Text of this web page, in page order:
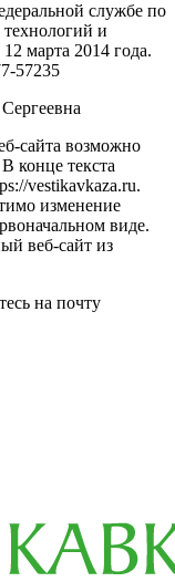
службе по
и
марта 2014 года.
57235
сайта возможно
конце текста
vestikavkaza.ru.
изменение
виде.
веб-сайт из
на почту